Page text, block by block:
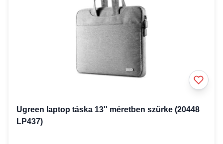
Ugreen laptop táska 13'' méretben szürke (20448
LP437)